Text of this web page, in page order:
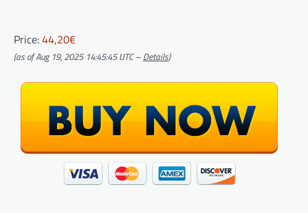
Price:44,20€
(as of Aug 19, 2025 14:45:45 UTC – Details)